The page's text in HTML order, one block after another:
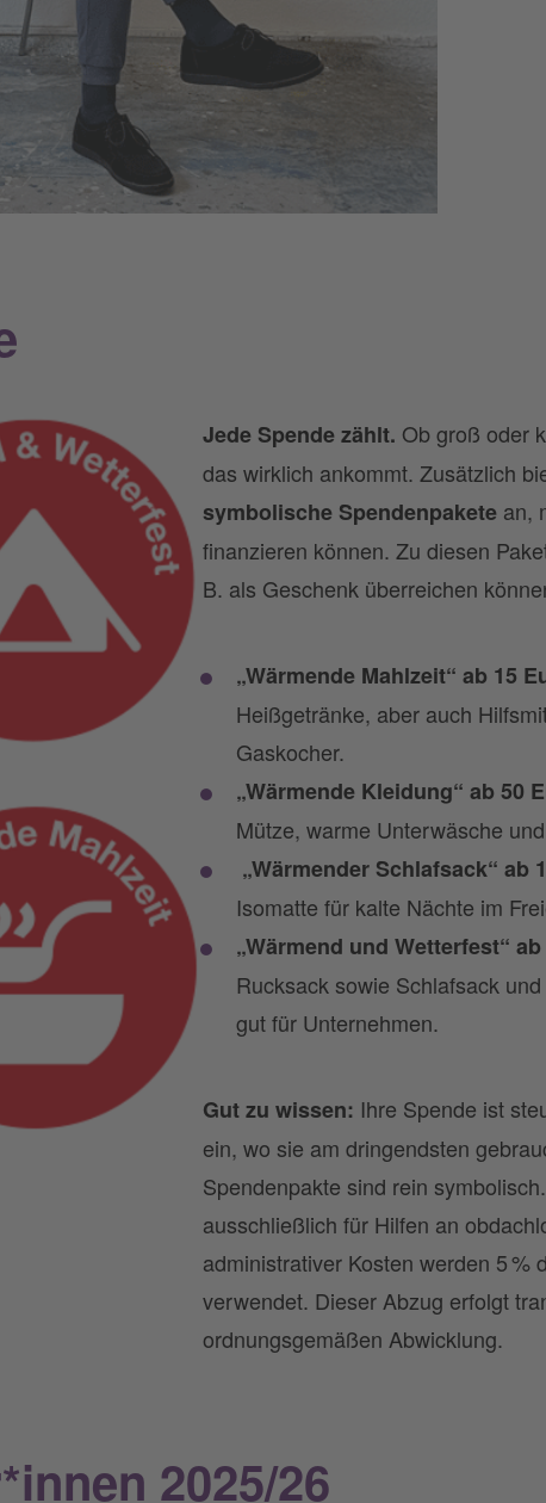
Jede Spende zählt. Ob groß oder
das wirklich ankommt. Zusätzlich
symbolische Spendenpakete an,
finanzieren können. Zu diesen
B. als Geschenk überreichen
„Wärmende Mahlzeit“ ab 15
Heißgetränke, aber auch
Gaskocher.
„Wärmende Kleidung“ ab 50
Mütze, warme Unterwäsche
„Wärmender Schlafsack“ ab
Isomatte für kalte Nächte im
„Wärmend und Wetterfest“
Rucksack sowie Schlafsack
gut für Unternehmen.
Gut zu wissen: Ihre Spende ist
ein, wo sie am dringendsten
Spendenpakte sind rein
ausschließlich für Hilfen an
administrativer Kosten werden 5 %
verwendet. Dieser Abzug erfolgt
ordnungsgemäßen Abwicklung.
2025/26